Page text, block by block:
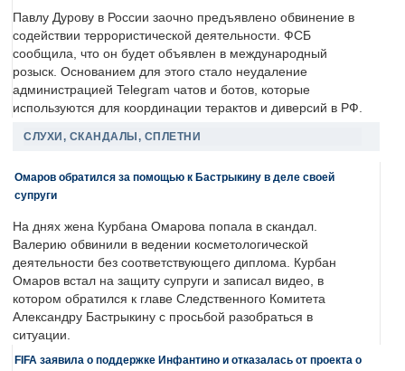
Павлу Дурову в России заочно предъявлено обвинение в
содействии террористической деятельности. ФСБ
сообщила, что он будет объявлен в международный
розыск. Основанием для этого стало неудаление
администрацией Telegram чатов и ботов, которые
используются для координации терактов и диверсий в РФ.
СЛУХИ, СКАНДАЛЫ, СПЛЕТНИ
Омаров обратился за помощью к Бастрыкину в деле своей
супруги
На днях жена Курбана Омарова попала в скандал.
Валерию обвинили в ведении косметологической
деятельности без соответствующего диплома. Курбан
Омаров встал на защиту супруги и записал видео, в
котором обратился к главе Следственного Комитета
Александру Бастрыкину с просьбой разобраться в
ситуации.
FIFA заявила о поддержке Инфантино и отказалась от проекта о